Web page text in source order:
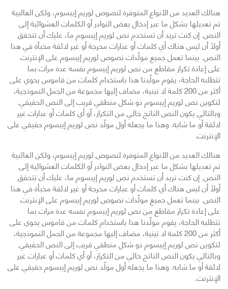
هنالك العديد من الأنواع المتوفرة لنصوص لوريم إيبسوم، ولكن الغالبية
تم تعديلها بشكل ما عبر إدخال بعض النوادر أو الكلمات العشوائية إلى
النص. إن كنت تريد أن تستخدم نص لوريم إيبسوم ما، عليك أن تتحقق
أولاً أن ليس هناك أي كلمات أو عبارات محرجة أو غير لائقة مخبأة في هذا
النص. بينما تعمل جميع مولّدات نصوص لوريم إيبسوم على الإنترنت
على إعادة تكرار مقاطع من نص لوريم إيبسوم نفسه عدة مرات بما
تتطلبه الحاجة، يقوم مولّدنا هذا باستخدام كلمات من قاموس يحوي على
أكثر من 200 كلمة لا تينية، مضاف إليها مجموعة من الجمل النموذجية،
لتكوين نص لوريم إيبسوم ذو شكل منطقي قريب إلى النص الحقيقي.
وبالتالي يكون النص الناتح خالي من التكرار، أو أي كلمات أو عبارات غير
لائقة أو ما شابه. وهذا ما يجعله أول مولّد نص لوريم إيبسوم حقيقي على
الإنترنت.
هنالك العديد من الأنواع المتوفرة لنصوص لوريم إيبسوم، ولكن الغالبية
تم تعديلها بشكل ما عبر إدخال بعض النوادر أو الكلمات العشوائية إلى
النص. إن كنت تريد أن تستخدم نص لوريم إيبسوم ما، عليك أن تتحقق
أولاً أن ليس هناك أي كلمات أو عبارات محرجة أو غير لائقة مخبأة في هذا
النص. بينما تعمل جميع مولّدات نصوص لوريم إيبسوم على الإنترنت
على إعادة تكرار مقاطع من نص لوريم إيبسوم نفسه عدة مرات بما
تتطلبه الحاجة، يقوم مولّدنا هذا باستخدام كلمات من قاموس يحوي على
أكثر من 200 كلمة لا تينية، مضاف إليها مجموعة من الجمل النموذجية،
لتكوين نص لوريم إيبسوم ذو شكل منطقي قريب إلى النص الحقيقي.
وبالتالي يكون النص الناتح خالي من التكرار، أو أي كلمات أو عبارات غير
لائقة أو ما شابه. وهذا ما يجعله أول مولّد نص لوريم إيبسوم حقيقي على
الإنترنت.